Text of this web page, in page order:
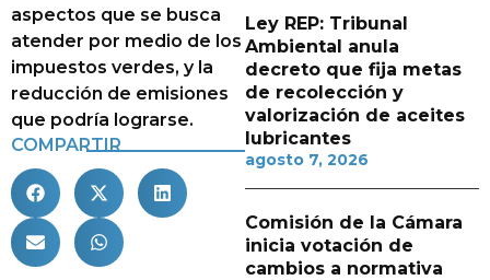
aspectos que se busca
atender por medio de los
impuestos verdes, y la
reducción de emisiones
que podría lograrse.
COMPARTIR
Ley REP: Tribunal
Ambiental anula
decreto que fija metas
de recolección y
valorización de aceites
lubricantes
agosto 7, 2026
Comisión de la Cámara
inicia votación de
cambios a normativa